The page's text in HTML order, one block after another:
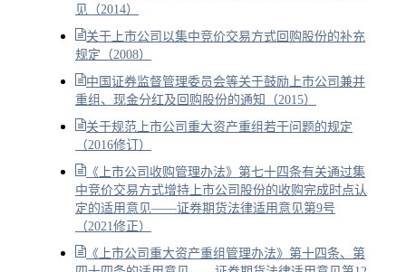
见（2014）
关于上市公司以集中竞价交易方式回购股份的补充
规定（2008）
中国证券监督管理委员会等关于鼓励上市公司兼并
重组、现金分红及回购股份的通知（2015）
关于规范上市公司重大资产重组若干问题的规定
（2016修订）
《上市公司收购管理办法》第七十四条有关通过集
中竞价交易方式增持上市公司股份的收购完成时点认
定的适用意见——证券期货法律适用意见第9号
（2021修正）
《上市公司重大资产重组管理办法》第十四条、第